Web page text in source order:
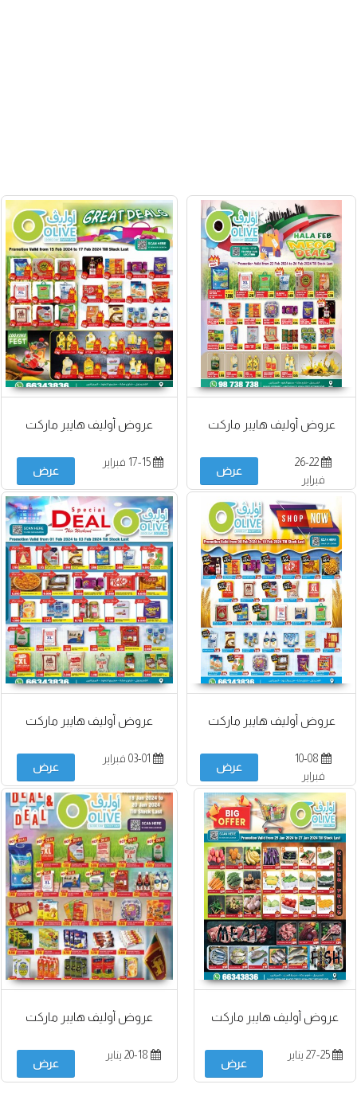
عروض أوليف هايبر ماركت
26-22
فبراير
عرض
عروض أوليف هايبر ماركت
عرض
عروض أوليف هايبر ماركت
10-08
فبراير
عرض
عروض أوليف هايبر ماركت
عرض
عروض أوليف هايبر ماركت
عرض
عروض أوليف هايبر ماركت
عرض